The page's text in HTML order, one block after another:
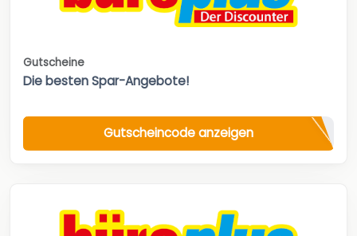
Gutscheine
Die besten Spar-Angebote!
Gutscheincode anzeigen